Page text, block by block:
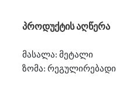
პროდუქტის აღწერა
მასალა: მეტალი
ზომა: რეგულირებადი